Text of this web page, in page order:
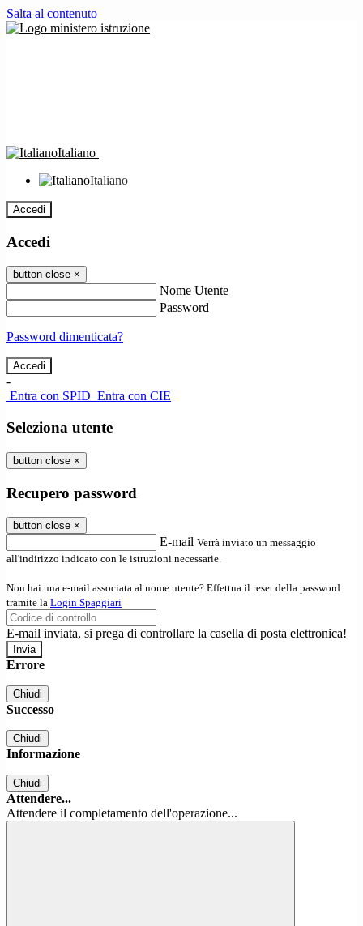
Salta al contenuto
Italiano
Italiano
Accedi
Accedi
button close ×
Nome Utente
Password
Password dimenticata?
-
Entra con SPID Entra con CIE
Seleziona utente
button close ×
Recupero password
button close ×
E-mail Verrà inviato un messaggio
all'indirizzo indicato con le istruzioni necessarie.
Non hai una e-mail associata al nome utente? Effettua il reset della password
tramite la Login Spaggiari
E-mail inviata, si prega di controllare la casella di posta elettronica!
Errore
Chiudi
Successo
Chiudi
Informazione
Chiudi
Attendere...
Attendere il completamento dell'operazione...